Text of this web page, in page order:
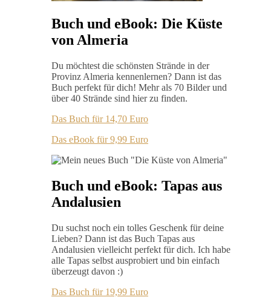
Buch und eBook: Die Küste
von Almeria
Du möchtest die schönsten Strände in der
Provinz Almeria kennenlernen? Dann ist das
Buch perfekt für dich! Mehr als 70 Bilder und
über 40 Strände sind hier zu finden.
Das Buch für 14,70 Euro
Das eBook für 9,99 Euro
Buch und eBook: Tapas aus
Andalusien
Du suchst noch ein tolles Geschenk für deine
Lieben? Dann ist das Buch Tapas aus
Andalusien vielleicht perfekt für dich. Ich habe
alle Tapas selbst ausprobiert und bin einfach
überzeugt davon :)
Das Buch für 19,99 Euro